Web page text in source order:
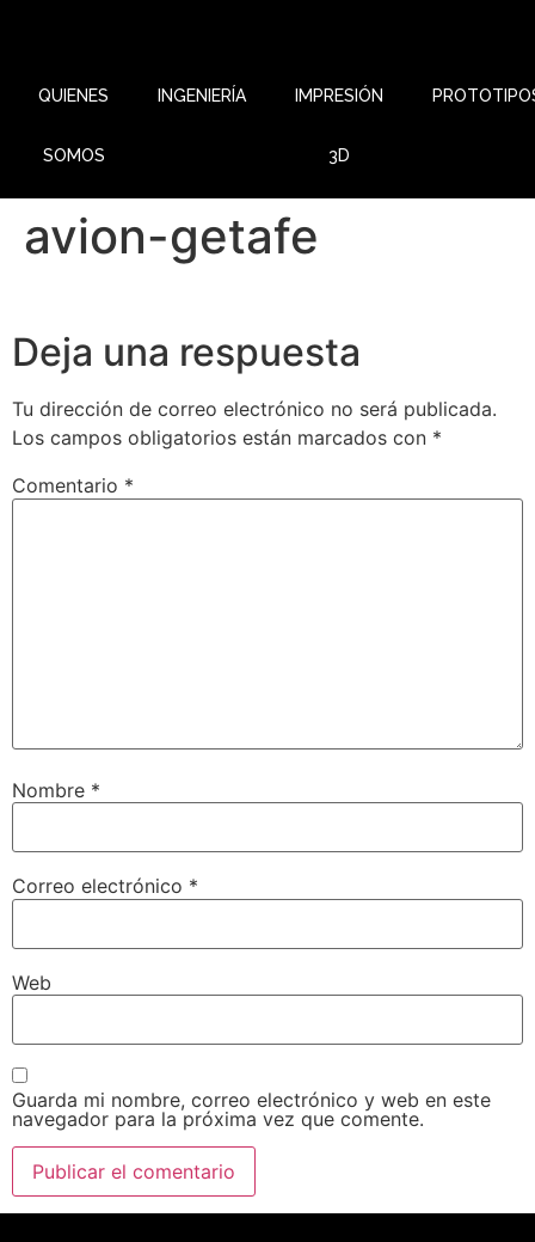
QUIENES
SOMOS
INGENIERÍA IMPRESIÓN
3D
avion-getafe
Deja una respuesta
Tu dirección de correo electrónico no será publicada.
Los campos obligatorios están marcados con *
Comentario *
Nombre *
Correo electrónico *
Web
Guarda mi nombre, correo electrónico y web en este
navegador para la próxima vez que comente.